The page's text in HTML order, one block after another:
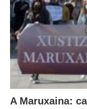
A Maruxaina: